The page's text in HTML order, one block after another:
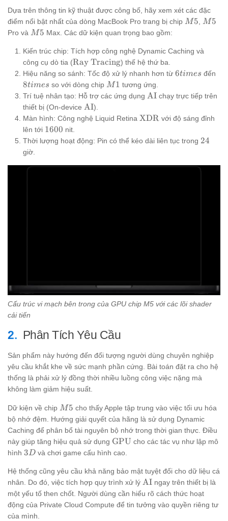
Dựa trên thông tin kỹ thuật được công bố, hãy xem xét các đặc
điểm nổi bật nhất của dòng MacBook Pro trang bị chip M5
M5, M5
M5
Pro và M5
M5 Max. Các dữ kiện quan trọng bao gồm:
Kiến trúc chip: Tích hợp công nghệ Dynamic Caching và
công cụ dò tia (\text{Ray
Tracing}
Ray Tracing) thế hệ thứ ba.
Hiệu năng so sánh: Tốc độ xử lý nhanh hơn từ 6times
6times đến
8times so với dòng chip M1
M1 tương ứng.
Trí tuệ nhân tạo: Hỗ trợ các ứng dụng \text{AI}
AI chạy trực tiếp trên
thiết bị (On-device \text{AI}
AI).
Màn hình: Công nghệ Liquid Retina \text{XDR}
XDR với độ sáng đỉnh
lên tới 1600
1600 nit.
Thời lượng hoạt động: Pin có thể kéo dài liên tục trong 24
24
giờ.
Cấu trúc vi mạch bên trong của GPU chip M5 với các lõi shader
cải tiến
Phân Tích Yêu Cầu
Sản phẩm này hướng đến đối tượng người dùng chuyên nghiệp
yêu cầu khắt khe về sức mạnh phần cứng. Bài toán đặt ra cho hệ
thống là phải xử lý đồng thời nhiều luồng công việc nặng mà
không làm giảm hiệu suất.
Dữ kiện về chip M5
M5 cho thấy Apple tập trung vào việc tối ưu hóa
bộ nhớ đệm. Hướng giải quyết của hãng là sử dụng Dynamic
Caching để phân bổ tài nguyên bộ nhớ trong thời gian thực. Điều
này giúp tăng hiệu quả sử dụng \text{GPU}
GPU cho các tác vụ như lập mô
hình 3D
3D và chơi game cấu hình cao.
Hệ thống cũng yêu cầu khả năng bảo mật tuyệt đối cho dữ liệu cá
nhân. Do đó, việc tích hợp quy trình xử lý \text{AI}
AI ngay trên thiết bị là
một yếu tố then chốt. Người dùng cần hiểu rõ cách thức hoạt
động của Private Cloud Compute để tin tưởng vào quyền riêng tư
của mình.